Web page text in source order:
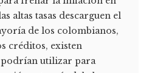
altas tasas descarguen el
de los colombianos,
créditos, existen
podrían utilizar para